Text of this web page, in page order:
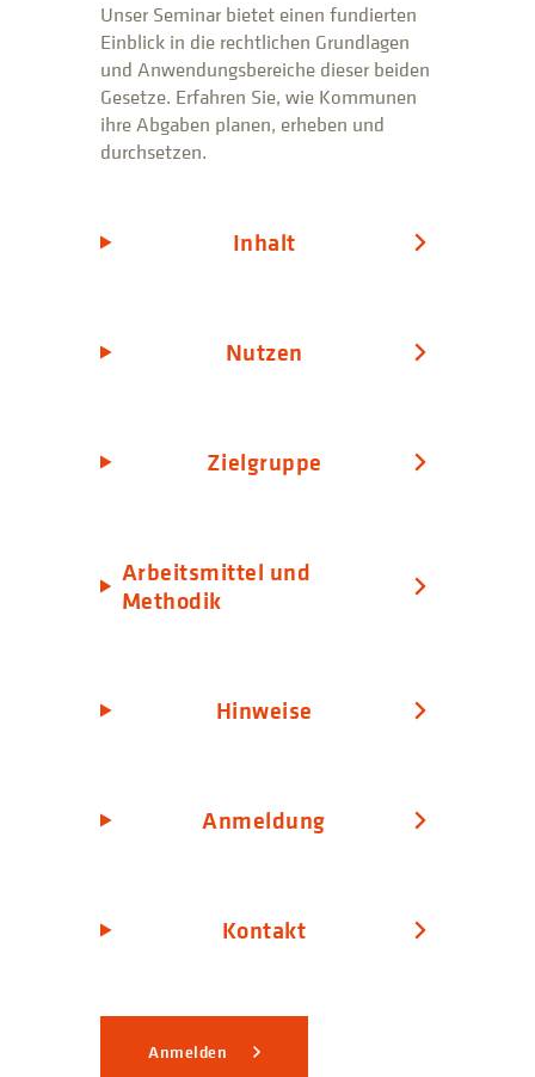
Unser Seminar bietet einen fundierten
Einblick in die rechtlichen Grundlagen
und Anwendungsbereiche dieser beiden
Gesetze. Erfahren Sie, wie Kommunen
ihre Abgaben planen, erheben und
durchsetzen.
Inhalt
Nutzen
Zielgruppe
Arbeitsmittel und
Methodik
Hinweise
Anmeldung
Kontakt
Anmelden